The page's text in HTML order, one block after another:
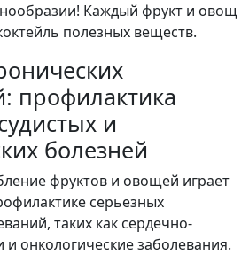
Каждый фрукт и овощ
полезных веществ.
профилактика
и
болезней
фруктов и овощей играет
серьезных
таких как сердечно-
и онкологические заболевания.